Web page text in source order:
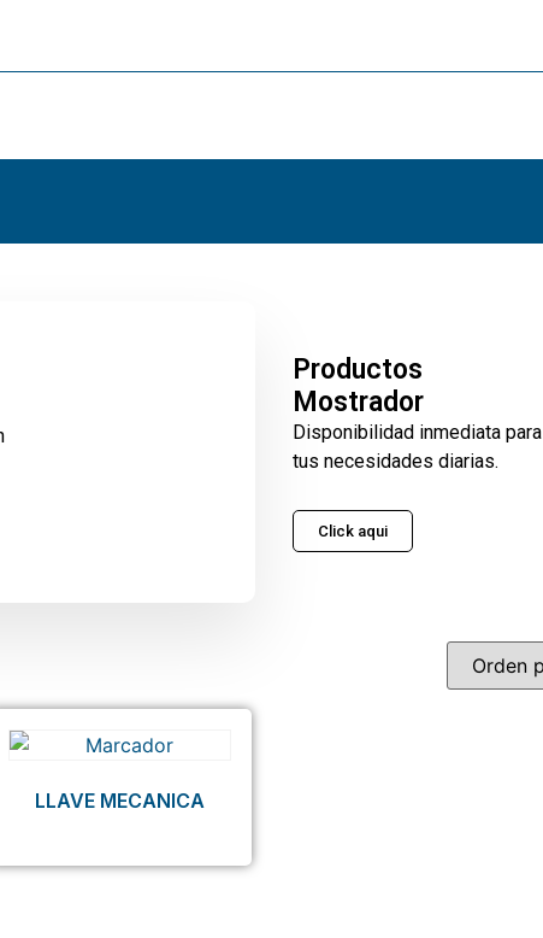
Productos
Mostrador
Disponibilidad inmediata para
tus necesidades diarias.
Click aqui
LLAVE MECANICA